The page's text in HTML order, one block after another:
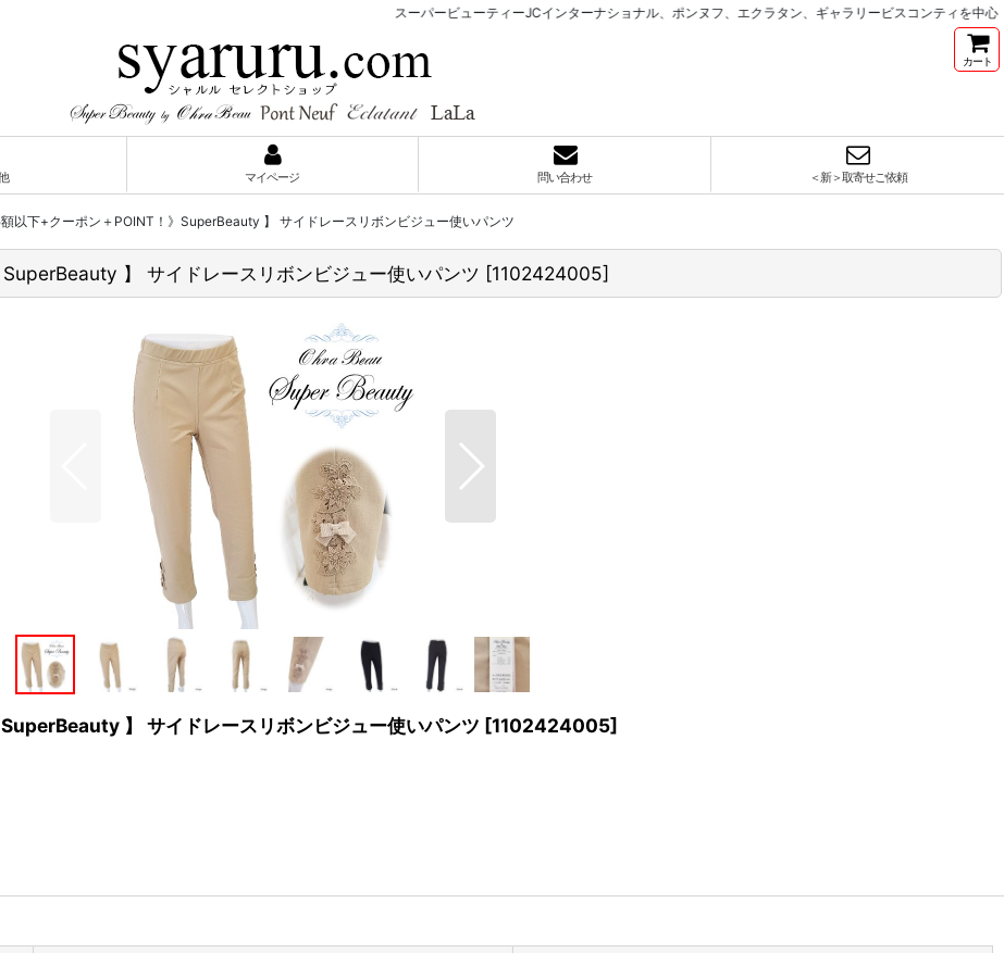
スーパービューティーJCインターナショナル、ポンヌフ、エクラタン、ギャラリービスコンティを中心とし
カート
マイページ 問い合わせ ＜新＞取寄せご依頼
額以下+クーポン＋POINT！》SuperBeauty 】 サイドレースリボンビジュー使いパンツ
】 サイドレースリボンビジュー使いパンツ [1102424005]
】 サイドレースリボンビジュー使いパンツ [1102424005]